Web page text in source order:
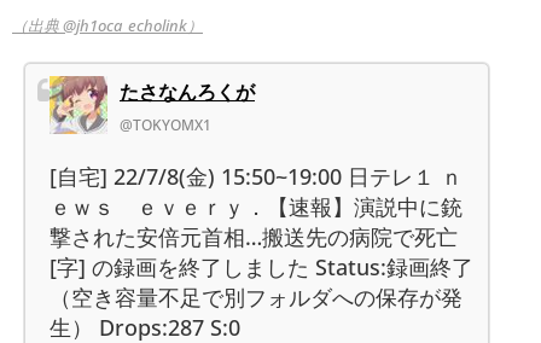
（出典 @jh1oca_echolink）
たさなんろくが
@TOKYOMX1
[自宅] 22/7/8(金) 15:50~19:00 日テレ１ ｎ
ｅｗｓ ｅｖｅｒｙ．【速報】演説中に銃
撃された安倍元首相…搬送先の病院で死亡
[字] の録画を終了しました Status:録画終了
（空き容量不足で別フォルダへの保存が発
生） Drops:287 S:0